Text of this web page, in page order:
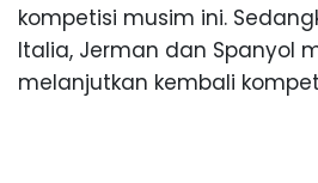
kompetisi musim ini.
Italia, Jerman dan Spanyol
melanjutkan kembali